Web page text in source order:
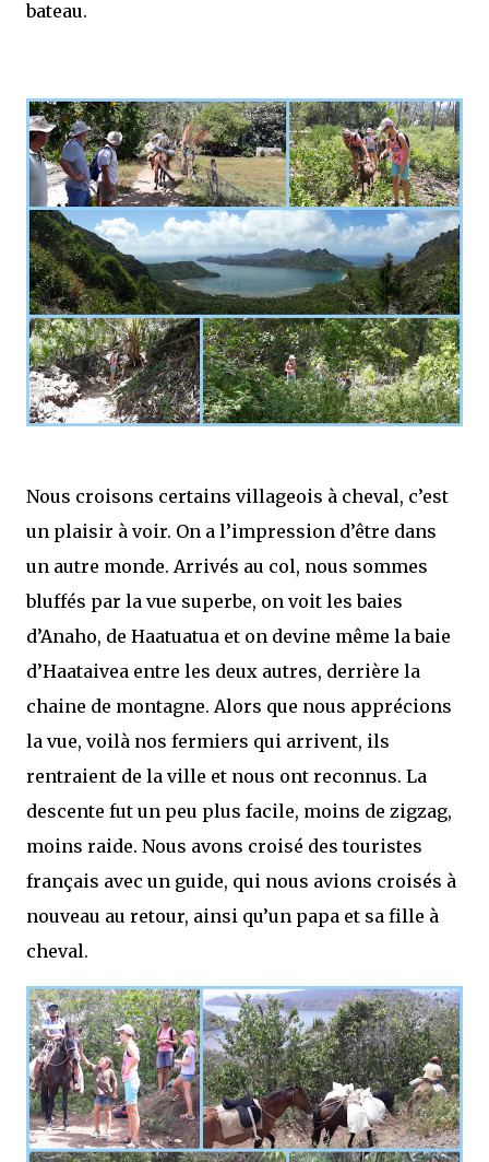
bateau.
Nous croisons certains villageois à cheval, c’est
un plaisir à voir. On a l’impression d’être dans
un autre monde. Arrivés au col, nous sommes
bluffés par la vue superbe, on voit les baies
d’Anaho, de Haatuatua et on devine même la baie
d’Haataivea entre les deux autres, derrière la
chaine de montagne. Alors que nous apprécions
la vue, voilà nos fermiers qui arrivent, ils
rentraient de la ville et nous ont reconnus. La
descente fut un peu plus facile, moins de zigzag,
moins raide. Nous avons croisé des touristes
français avec un guide, qui nous avions croisés à
nouveau au retour, ainsi qu’un papa et sa fille à
cheval.